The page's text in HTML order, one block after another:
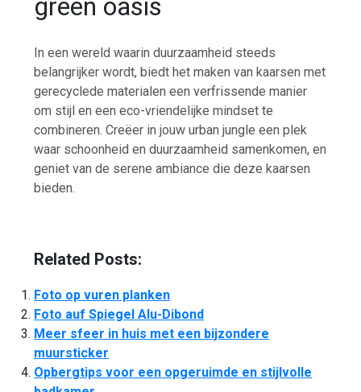
green oasis
In een wereld waarin duurzaamheid steeds
belangrijker wordt, biedt het maken van kaarsen met
gerecyclede materialen een verfrissende manier
om stijl en een eco-vriendelijke mindset te
combineren. Creëer in jouw urban jungle een plek
waar schoonheid en duurzaamheid samenkomen, en
geniet van de serene ambiance die deze kaarsen
bieden.
Related Posts:
Foto op vuren planken
Foto auf Spiegel Alu-Dibond
Meer sfeer in huis met een bijzondere
muursticker
Opbergtips voor een opgeruimde en stijlvolle